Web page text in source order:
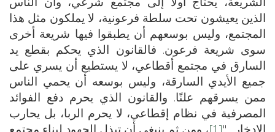
الذين يعيشون تحت سلطة فرعونية، لا يملكون مثل هذا
المجتمع، وليس بوسعهم أن يطبقوا فيها شريعة أخرى
سوى شريعة فرعون. فالقانون الذي يحكم بقطع يد
السارق في مجتمع أقطاعي، لا يستطيع أن يسري على
جميع الأيدي السارقة، وليس بوسعه أن يحمي الناس
ممن يسرقهم علنًا. والقانون الذي يحرم دفع الفوائد
المصرفية في نظام إقطاعي، لا يحرم الربا، بل يحارب
الادخار…"[1]
، ومن ثم ينبغي أن تبذل الجهود لبناء مجتمع